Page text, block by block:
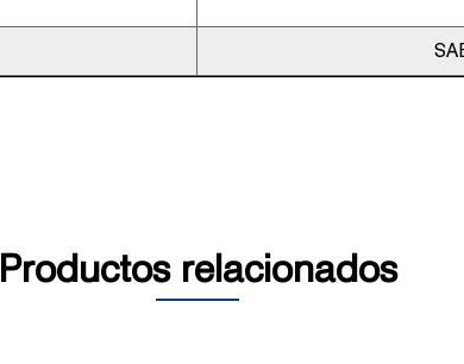
Productos relacionados